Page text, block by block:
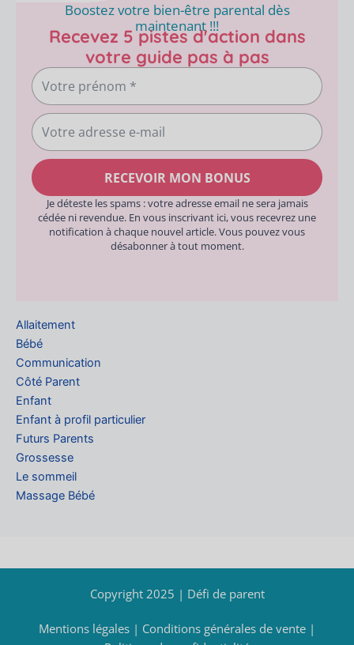
Boostez votre bien-être parental dès
maintenant !!!
Recevez 5 pistes d'action dans
votre guide pas à pas
Votre
prénom
Votre
adresse
e-
mail
RECEVOIR MON BONUS
Je déteste les spams : votre adresse email ne sera jamais
cédée ni revendue. En vous inscrivant ici, vous recevrez une
notification à chaque nouvel article. Vous pouvez vous
désabonner à tout moment.
Allaitement
Bébé
Communication
Côté Parent
Enfant
Enfant à profil particulier
Futurs Parents
Grossesse
Le sommeil
Massage Bébé
Copyright 2025 | Défi de parent
Mentions légales | Conditions générales de vente |